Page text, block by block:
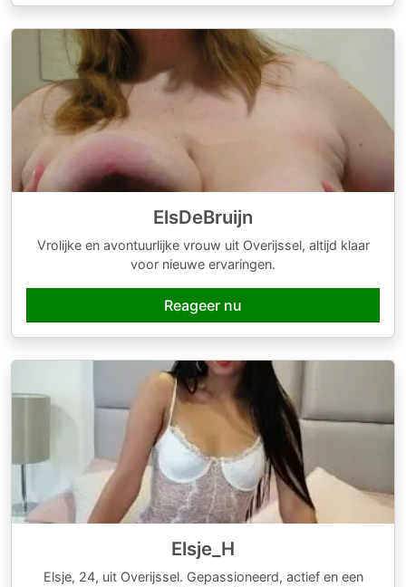
ElsDeBruijn
Vrolijke en avontuurlijke vrouw uit Overijssel, altijd klaar
voor nieuwe ervaringen.
Reageer nu
Elsje_H
Elsje, 24, uit Overijssel. Gepassioneerd, actief en een